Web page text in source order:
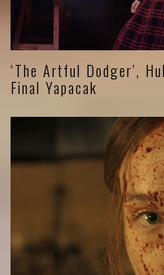
‘The Artful Dodger’,
Final Yapacak